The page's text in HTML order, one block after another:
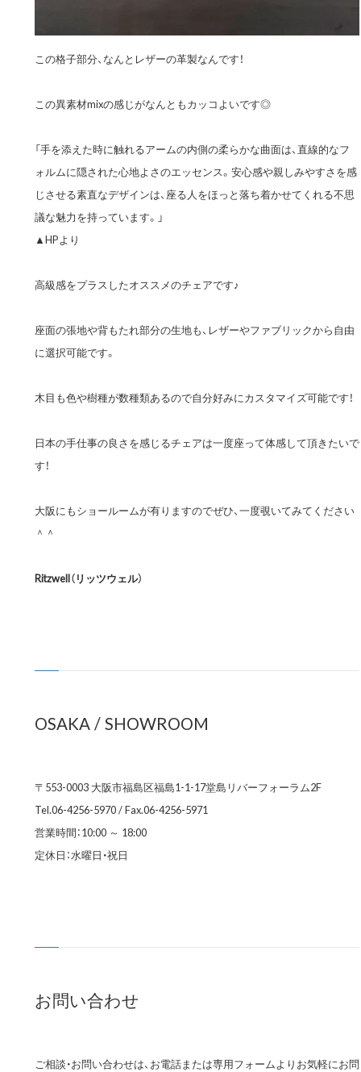
この格子部分、なんとレザーの革製なんです！
この異素材mixの感じがなんともカッコよいです◎
「手を添えた時に触れるアームの内側の柔らかな曲面は、直線的なフ
ォルムに隠された心地よさのエッセンス。安心感や親しみやすさを感
じさせる素直なデザインは、座る人をほっと落ち着かせてくれる不思
議な魅力を持っています。」
▲HPより
高級感をプラスしたオススメのチェアです♪
座面の張地や背もたれ部分の生地も、レザーやファブリックから自由
に選択可能です。
木目も色や樹種が数種類あるので自分好みにカスタマイズ可能です！
日本の手仕事の良さを感じるチェアは一度座って体感して頂きたいで
す！
大阪にもショールームが有りますのでぜひ、一度覗いてみてください
＾＾
Ritzwell（リッツウェル）
OSAKA / SHOWROOM
〒553-0003 大阪市福島区福島1-1-17堂島リバーフォーラム2F
Tel.06-4256-5970 / Fax.06-4256-5971
営業時間：10:00 ～ 18:00
定休日：水曜日・祝日
お問い合わせ
ご相談・お問い合わせは、お電話または専用フォームよりお気軽にお問